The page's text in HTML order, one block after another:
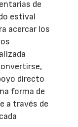
de
estival
acercar los
directo
forma de
a través de